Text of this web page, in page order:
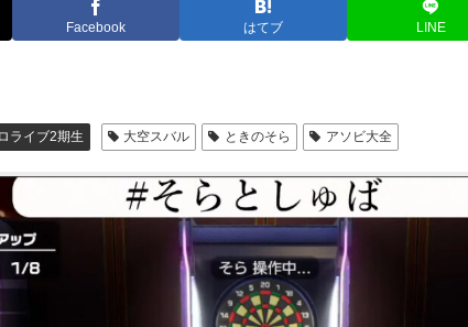
Facebook はてブ LINE
ライブ2期生 大空スバル ときのそら アソビ大全